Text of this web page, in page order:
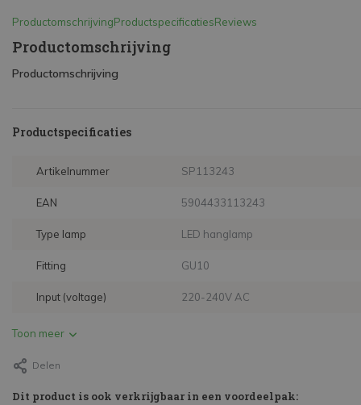
ProductomschrijvingProductspecificatiesReviews
Productomschrijving
Productomschrijving
Productspecificaties
Artikelnummer SP113243
EAN 5904433113243
Type lamp LED hanglamp
Fitting GU10
Input (voltage) 220-240V AC
Toon meer
Delen
Dit product is ook verkrijgbaar in een voordeelpak: